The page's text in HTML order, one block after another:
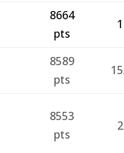
8664
pts
8589
pts
8553
pts